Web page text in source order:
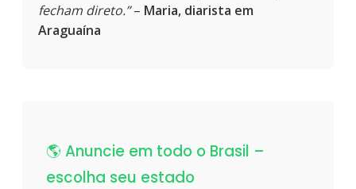
fecham direto.”– Maria, diarista em
Araguaína
🌎 Anuncie em todo o Brasil –
escolha seu estado